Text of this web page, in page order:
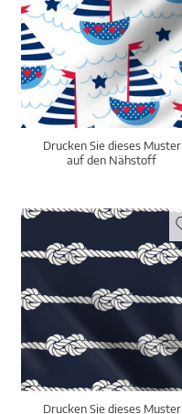
Drucken Sie dieses Muster
auf den Nähstoff
Drucken Sie dieses Muster